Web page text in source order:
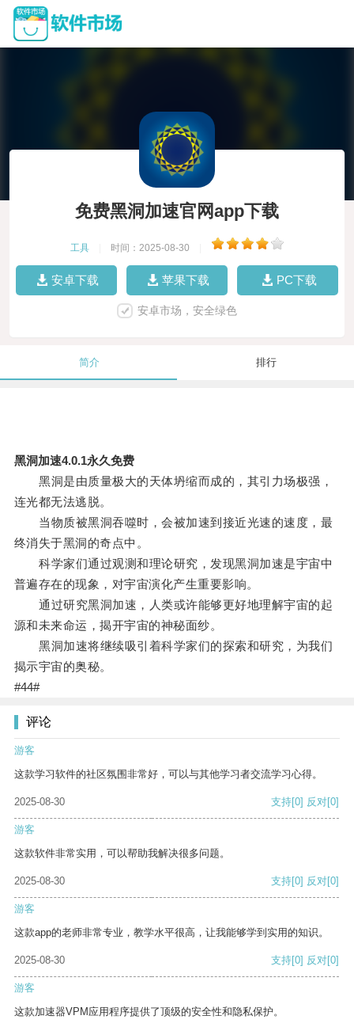
免费黑洞加速官网app下载
工具 时间：2025-08-30
安卓下载 苹果下载 PC下载
安卓市场，安全绿色
简介 排行
黑洞加速4.0.1永久免费
黑洞是由质量极大的天体坍缩而成的，其引力场极强，
连光都无法逃脱。
当物质被黑洞吞噬时，会被加速到接近光速的速度，最
终消失于黑洞的奇点中。
科学家们通过观测和理论研究，发现黑洞加速是宇宙中
普遍存在的现象，对宇宙演化产生重要影响。
通过研究黑洞加速，人类或许能够更好地理解宇宙的起
源和未来命运，揭开宇宙的神秘面纱。
黑洞加速将继续吸引着科学家们的探索和研究，为我们
揭示宇宙的奥秘。
#44#
评论
游客
这款学习软件的社区氛围非常好，可以与其他学习者交流学习心得。
2025-08-30 支持[0] 反对[0]
游客
这款软件非常实用，可以帮助我解决很多问题。
2025-08-30 支持[0] 反对[0]
游客
这款app的老师非常专业，教学水平很高，让我能够学到实用的知识。
2025-08-30 支持[0] 反对[0]
游客
这款加速器VPM应用程序提供了顶级的安全性和隐私保护。